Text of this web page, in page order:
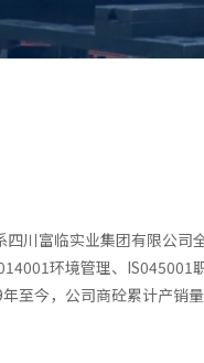
川富临实业集团有限公司
环境管理、
至今， 公司商砼累计产销